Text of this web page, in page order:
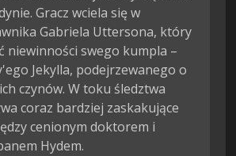
Gracz wciela się w
Gabriela Uttersona, który
niewinności swego kumpla –
Jekylla, podejrzewanego o
czynów. W toku śledztwa
coraz bardziej zaskakujące
cenionym doktorem i
Hydem.